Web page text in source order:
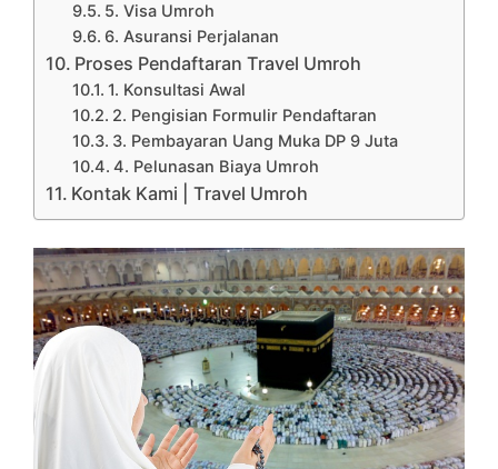
5. Visa Umroh
6. Asuransi Perjalanan
Proses Pendaftaran Travel Umroh
1. Konsultasi Awal
2. Pengisian Formulir Pendaftaran
3. Pembayaran Uang Muka DP 9 Juta
4. Pelunasan Biaya Umroh
Kontak Kami | Travel Umroh